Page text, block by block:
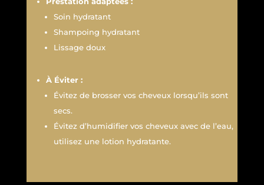
Soin hydratant
Shampoing hydratant
Lissage doux
À Éviter :
Évitez de brosser vos cheveux lorsqu’ils sont
secs.
Évitez d’humidifier vos cheveux avec de l’eau,
utilisez une lotion hydratante.